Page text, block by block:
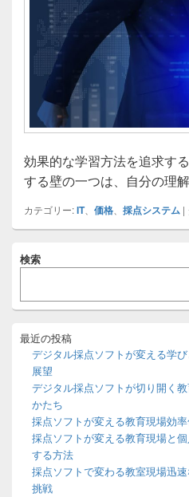
効果的な学習方法を追求す
する壁の一つは、自分の理
カテゴリー:IT、 価格 採点システム |
イ
イ
バ
検索
最近の投稿
デジタル採点ソフトが変える学
展望
デジタル採点ソフトが切り開く
かたち
採点ソフトが変える教育現場効
採点ソフトが変える教育現場と
する方法
採点ソフトで変わる教室現場迅
挑戦